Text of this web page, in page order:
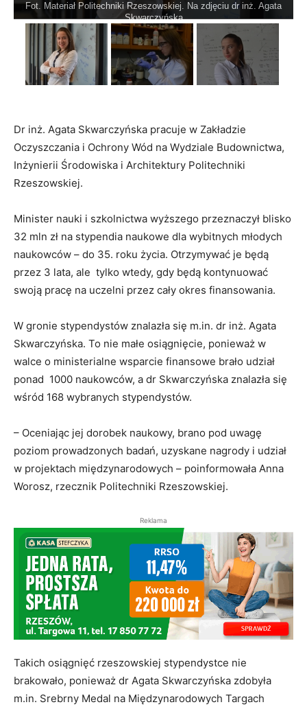
/3
Fot. Materiał Politechniki Rzeszowskiej. Na zdjęciu dr inż. Agata
Skwarczyńska
Dr inż. Agata Skwarczyńska pracuje w Zakładzie
Oczyszczania i Ochrony Wód na Wydziale Budownictwa,
Inżynierii Środowiska i Architektury Politechniki
Rzeszowskiej.
Minister nauki i szkolnictwa wyższego przeznaczył blisko
32 mln zł na stypendia naukowe dla wybitnych młodych
naukowców – do 35. roku życia. Otrzymywać je będą
przez 3 lata, ale tylko wtedy, gdy będą kontynuować
swoją pracę na uczelni przez cały okres finansowania.
W gronie stypendystów znalazła się m.in. dr inż. Agata
Skwarczyńska. To nie małe osiągnięcie, ponieważ w
walce o ministerialne wsparcie finansowe brało udział
ponad 1000 naukowców, a dr Skwarczyńska znalazła się
wśród 168 wybranych stypendystów.
– Oceniając jej dorobek naukowy, brano pod uwagę
poziom prowadzonych badań, uzyskane nagrody i udział
w projektach międzynarodowych – poinformowała Anna
Worosz, rzecznik Politechniki Rzeszowskiej.
Reklama
Takich osiągnięć rzeszowskiej stypendystce nie
brakowało, ponieważ dr Agata Skwarczyńska zdobyła
m.in. Srebrny Medal na Międzynarodowych Targach